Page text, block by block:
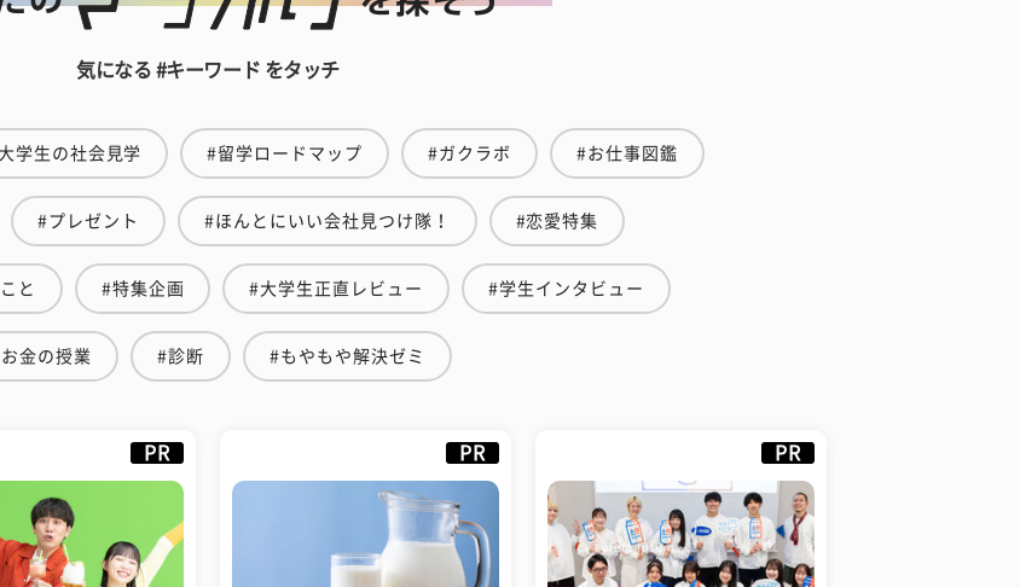
気になる #キーワード をタッチ
学生の社会見学 #留学ロードマップ #ガクラボ #お仕事図鑑
#プレゼント #ほんとにいい会社見つけ隊！ #恋愛特集
と #特集企画 #大学生正直レビュー #学生インタビュー
金の授業 #診断 #もやもや解決ゼミ
PR PR PR